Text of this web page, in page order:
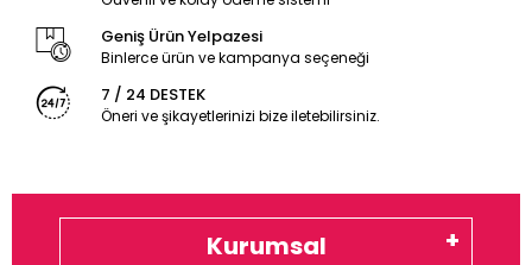
Geniş Ürün Yelpazesi
Binlerce ürün ve kampanya seçeneği
7 / 24 DESTEK
Öneri ve şikayetlerinizi bize iletebilirsiniz.
Kurumsal